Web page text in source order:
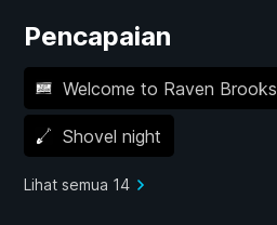
Pencapaian
Welcome to Raven Brooks
Shovel night
Lihat semua 14